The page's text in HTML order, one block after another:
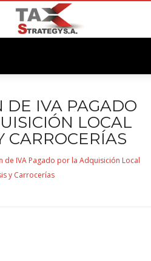
DE IVA PAGADO
LOCAL
CARROCERÍAS
de IVA Pagado por la Adquisición Local
y Carrocerías